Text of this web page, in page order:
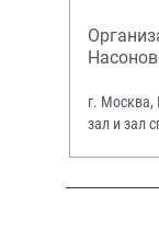
г. Москва,
зал и зал